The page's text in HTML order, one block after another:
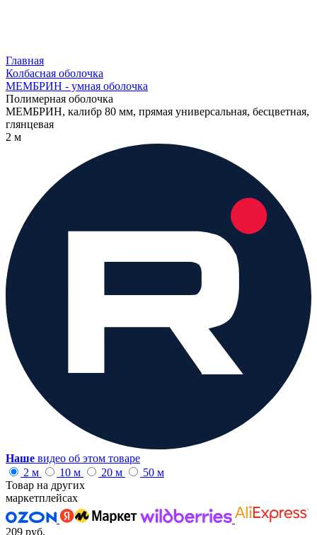
Главная
Колбасная оболочка
МЕМБРИН - умная оболочка
Полимерная оболочка
МЕМБРИН, калибр 80 мм, прямая универсальная, бесцветная,
глянцевая
2 м
Наше видео об этом товаре
2 м
10 м 20 м
50 м
Товар на других
маркетплейсах
209 руб.